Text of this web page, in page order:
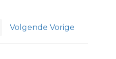
Volgende Vorige